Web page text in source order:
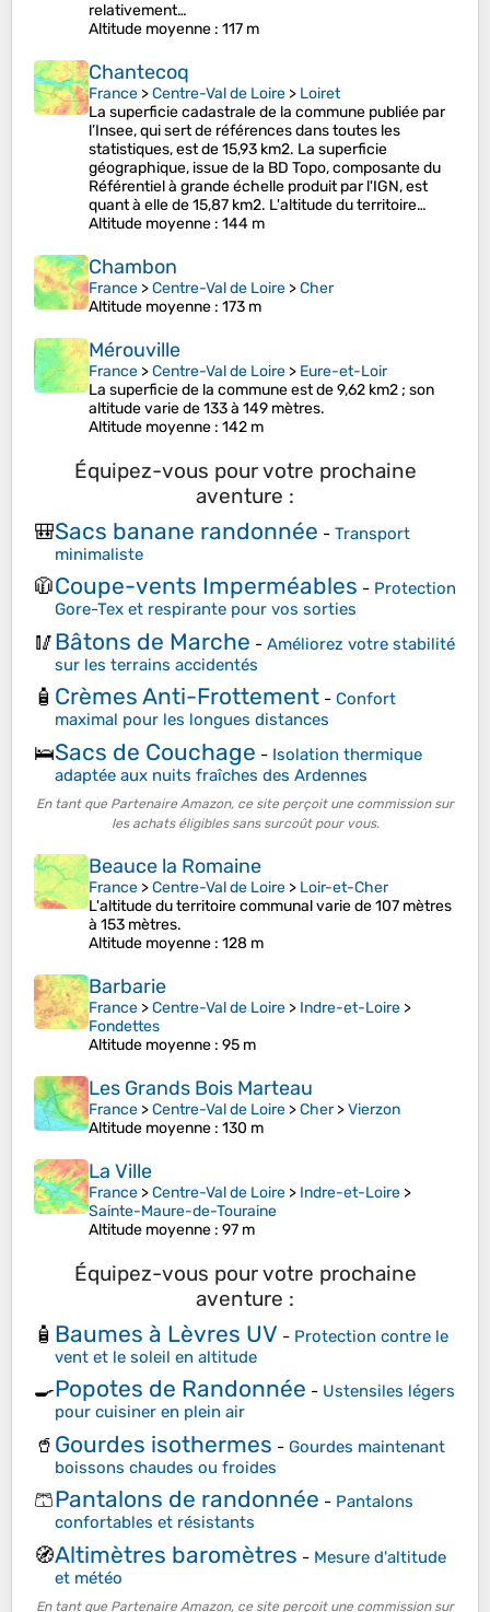
relativement…
Altitude moyenne : 117 m
Chantecoq
France >Centre-Val de Loire > Loiret
La superficie cadastrale de la commune publiée par
l’Insee, qui sert de références dans toutes les
statistiques, est de 15,93 km2. La superficie
géographique, issue de la BD Topo, composante du
Référentiel à grande échelle produit par l'IGN, est
quant à elle de 15,87 km2. L'altitude du territoire…
Altitude moyenne : 144 m
Chambon
France >Centre-Val de Loire >Cher
Altitude moyenne : 173 m
Mérouville
France >Centre-Val de Loire > Eure-et-Loir
La superficie de la commune est de 9,62 km2 ; son
altitude varie de 133 à 149 mètres.
Altitude moyenne : 142 m
Équipez-vous pour votre prochaine
aventure :
🎒Sacs banane randonnée - Transport
minimaliste
🧥Coupe-vents Imperméables - Protection
Gore-Tex et respirante pour vos sorties
🥢Bâtons de Marche - Améliorez votre stabilité
sur les terrains accidentés
🧴 Crèmes Anti-Frottement - Confort
maximal pour les longues distances
🛌Sacs de Couchage - Isolation thermique
adaptée aux nuits fraîches des Ardennes
En tant que Partenaire Amazon, ce site perçoit une commission sur
les achats éligibles sans surcoût pour vous.
Beauce la Romaine
France >Centre-Val de Loire > Loir-et-Cher
L'altitude du territoire communal varie de 107 mètres
à 153 mètres.
Altitude moyenne : 128 m
Barbarie
France >Centre-Val de Loire > Indre-et-Loire >
Fondettes
Altitude moyenne : 95 m
Les Grands Bois Marteau
France >Centre-Val de Loire >Cher>Vierzon
Altitude moyenne : 130 m
La Ville
France >Centre-Val de Loire > Indre-et-Loire >
Sainte-Maure-de-Touraine
Altitude moyenne : 97 m
Équipez-vous pour votre prochaine
aventure :
🧴 Baumes à Lèvres UV - Protection contre le
vent et le soleil en altitude
🍳Popotes de Randonnée - Ustensiles légers
pour cuisiner en plein air
🥤 Gourdes isothermes - Gourdes maintenant
boissons chaudes ou froides
🩳Pantalons de randonnée - Pantalons
confortables et résistants
🧭Altimètres baromètres - Mesure d'altitude
et météo
En tant que Partenaire Amazon, ce site perçoit une commission sur